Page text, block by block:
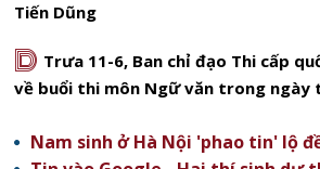
Tiến Dũng
D Trưa 11-6, Ban chỉ đạo Thi cấp
về buổi thi môn Ngữ văn trong ngày
Nam sinh ở Hà Nội 'phao tin' lộ